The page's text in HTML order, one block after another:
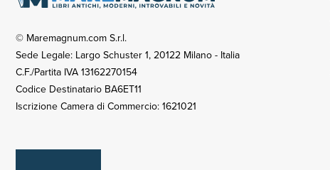
© Maremagnum.com S.r.l.
Sede Legale: Largo Schuster 1, 20122 Milano - Italia
C.F./Partita IVA 13162270154
Codice Destinatario BA6ET11
Iscrizione Camera di Commercio: 1621021